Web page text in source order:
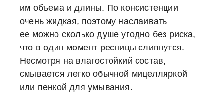
им объема и длины. По консистенции
очень жидкая, поэтому наслаивать
ее можно сколько душе угодно без риска,
что в один момент ресницы слипнутся.
Несмотря на влагостойкий состав,
смывается легко обычной мицелляркой
или пенкой для умывания.